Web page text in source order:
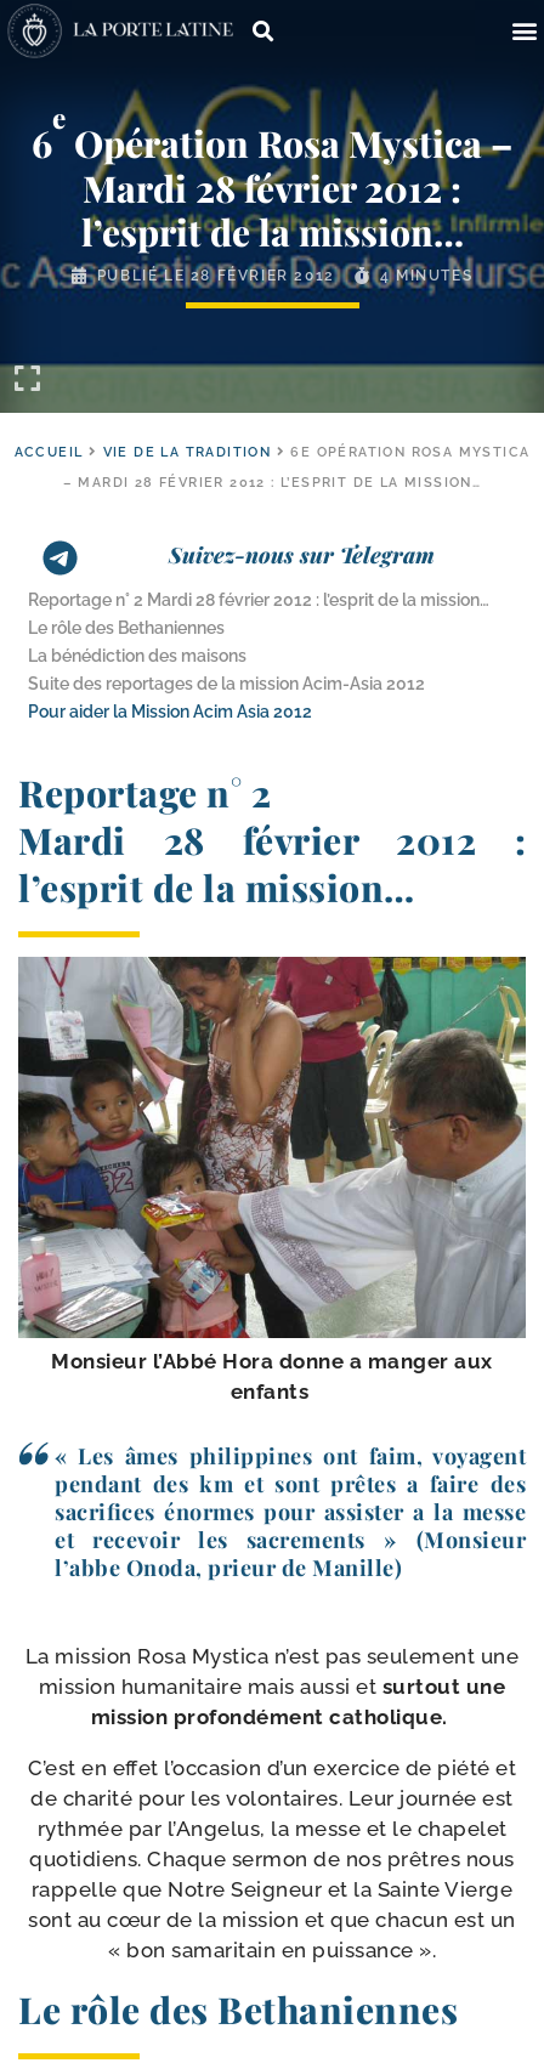
6
e
Opération Rosa Mystica –
Mardi 28 février 2012 :
l’esprit de la mission…
PUBLIÉ LE 28 FÉVRIER 2012 4 MINUTES
ACCUEIL VIE DE LA TRADITION
6E OPÉRATION ROSA MYSTICA
– MARDI 28 FÉVRIER 2012 : L’ESPRIT DE LA MISSION…
Suivez-nous sur Telegram
Reportage n° 2 Mardi 28 février 2012 : l’esprit de la mission…
Le rôle des Bethaniennes
La bénédiction des maisons
Suite des reportages de la mission Acim-​Asia 2012
Pour aider la Mission Acim Asia 2012
Reportage n° 2
Mardi 28 février 2012 :
l’esprit de la mission…
Monsieur l’Abbé Hora donne a man­ger aux
enfants
« Les âmes phi­lip­pines ont faim, voyagent
pen­dant des km et sont prêtes a faire des
sacri­fices énormes pour assis­ter a la messe
et rece­voir les sacre­ments »
(Monsieur
l’abbe Onoda, prieur de Manille)
La mis­sion Rosa Mystica n’est pas seule­ment une
mis­sion huma­ni­taire mais aus­si et sur­tout une
mis­sion pro­fon­dé­ment catholique.
C’est en effet l’occasion d’un exer­cice de pié­té et
de cha­ri­té pour les volon­taires. Leur jour­née est
ryth­mée par l’Angelus, la messe et le cha­pe­let
quo­ti­diens. Chaque ser­mon de nos prêtres nous
rap­pelle que Notre Seigneur et la Sainte Vierge
sont au cœur de la mis­sion et que cha­cun est un
« bon sama­ri­tain en puissance ».
Le rôle des Bethaniennes